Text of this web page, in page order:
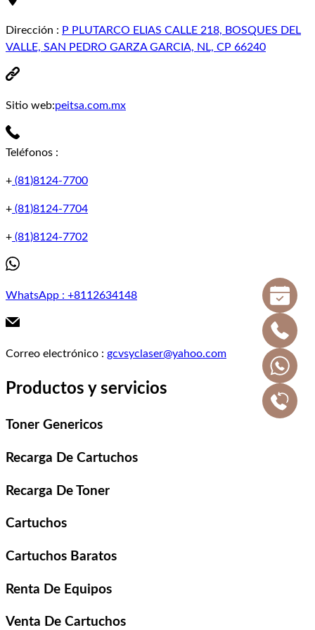
Dirección : P PLUTARCO ELIAS CALLE 218, BOSQUES DEL
VALLE, SAN PEDRO GARZA GARCIA, NL, CP 66240
Sitio web:peitsa.com.mx
Teléfonos :
+ (81)8124-7700
+ (81)8124-7704
+ (81)8124-7702
WhatsApp : +8112634148
Correo electrónico : gcvsyclaser@yahoo.com
Productos y servicios
Toner Genericos
Recarga De Cartuchos
Recarga De Toner
Cartuchos
Cartuchos Baratos
Renta De Equipos
Venta De Cartuchos